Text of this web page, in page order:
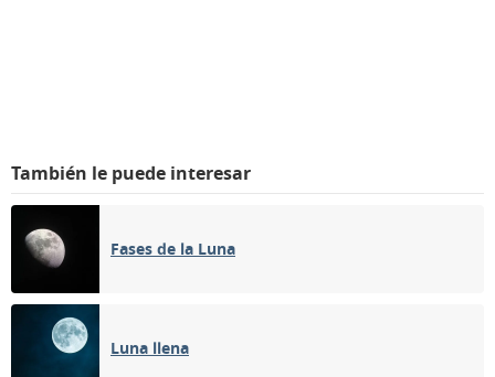
También le puede interesar
Fases de la Luna
Luna llena